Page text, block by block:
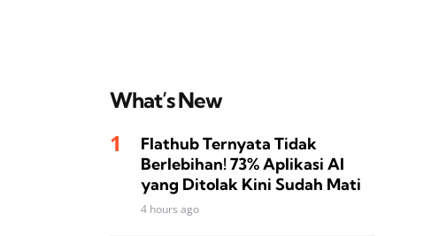
What’s New
Flathub Ternyata Tidak
Berlebihan! 73% Aplikasi AI
yang Ditolak Kini Sudah Mati
4 hours ago